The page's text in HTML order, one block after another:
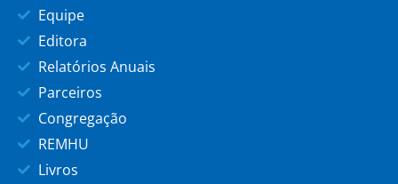
Equipe
Editora
Relatórios Anuais
Parceiros
Congregação
REMHU
Livros